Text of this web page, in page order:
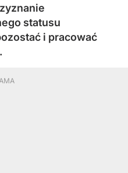
statusu
i pracować